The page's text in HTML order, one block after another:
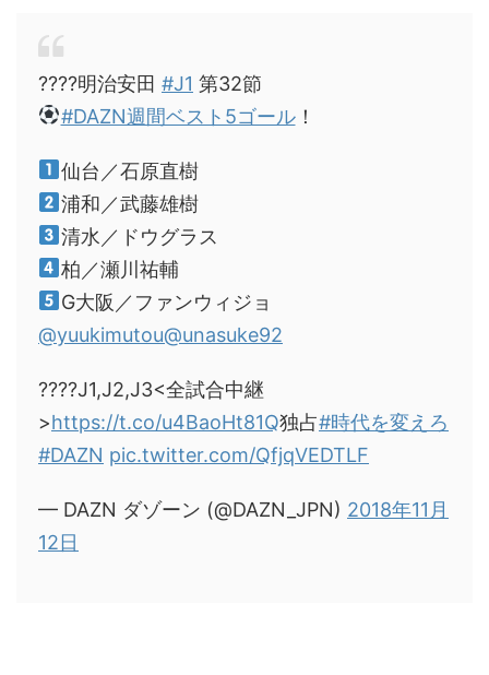
????明治安田 #J1 第32節
#DAZN週間ベスト5ゴール！
仙台／石原直樹
浦和／武藤雄樹
清水／ドウグラス
柏／瀬川祐輔
G大阪／ファンウィジョ
@yuukimutou@unasuke92
????J1,J2,J3<全試合中継
>https://t.co/u4BaoHt81Q独占#時代を変えろ
#DAZN pic.twitter.com/QfjqVEDTLF
— DAZN ダゾーン (@DAZN_JPN) 2018年11月
12日